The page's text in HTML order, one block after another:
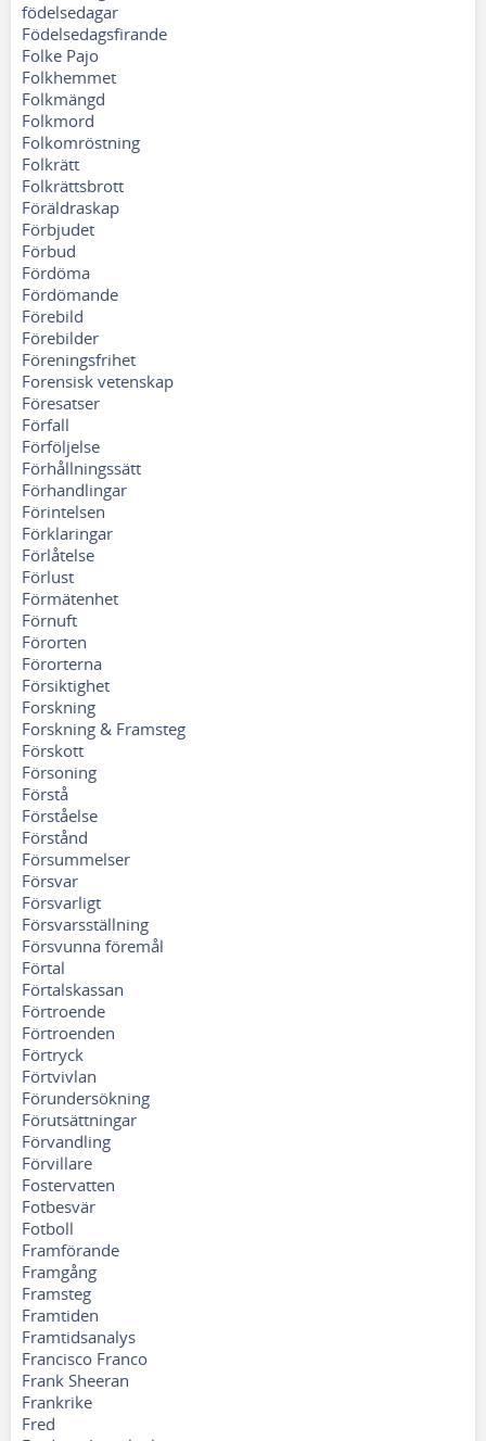
födelsedagar
Födelsedagsfirande
Folke Pajo
Folkhemmet
Folkmängd
Folkmord
Folkomröstning
Folkrätt
Folkrättsbrott
Föräldraskap
Förbjudet
Förbud
Fördöma
Fördömande
Förebild
Förebilder
Föreningsfrihet
Forensisk vetenskap
Föresatser
Förfall
Förföljelse
Förhållningssätt
Förhandlingar
Förintelsen
Förklaringar
Förlåtelse
Förlust
Förmätenhet
Förnuft
Förorten
Förorterna
Försiktighet
Forskning
Forskning & Framsteg
Förskott
Försoning
Förstå
Förståelse
Förstånd
Försummelser
Försvar
Försvarligt
Försvarsställning
Försvunna föremål
Förtal
Förtalskassan
Förtroende
Förtroenden
Förtryck
Förtvivlan
Förundersökning
Förutsättningar
Förvandling
Förvillare
Fostervatten
Fotbesvär
Fotboll
Framförande
Framgång
Framsteg
Framtiden
Framtidsanalys
Francisco Franco
Frank Sheeran
Frankrike
Fred